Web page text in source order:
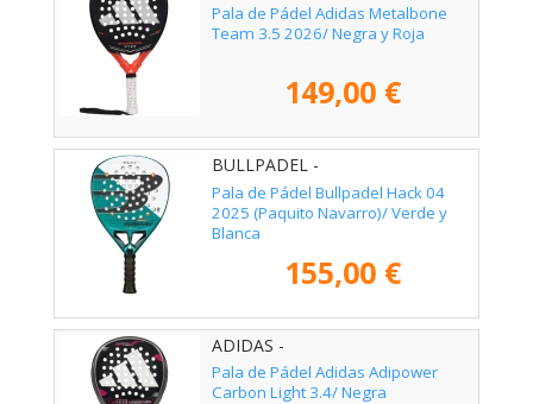
Pala de Pádel Adidas Metalbone
Team 3.5 2026/ Negra y Roja
149,00 €
BULLPADEL -
Pala de Pádel Bullpadel Hack 04
2025 (Paquito Navarro)/ Verde y
Blanca
155,00 €
ADIDAS -
Pala de Pádel Adidas Adipower
Carbon Light 3.4/ Negra